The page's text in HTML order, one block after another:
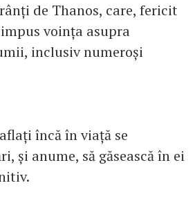
de Thanos, care, fericit
voința asupra
inclusiv numeroși
încă în viață se
și anume, să găsească în ei